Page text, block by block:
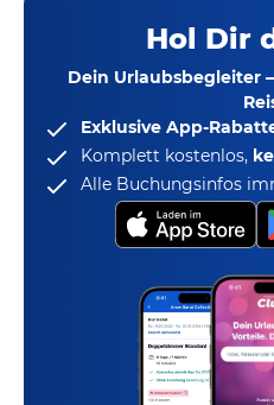
Hol Dir
Dein Urlaubsbegleiter
Exklusive App-
Komplett kostenlos,
Alle Buchungsinfos